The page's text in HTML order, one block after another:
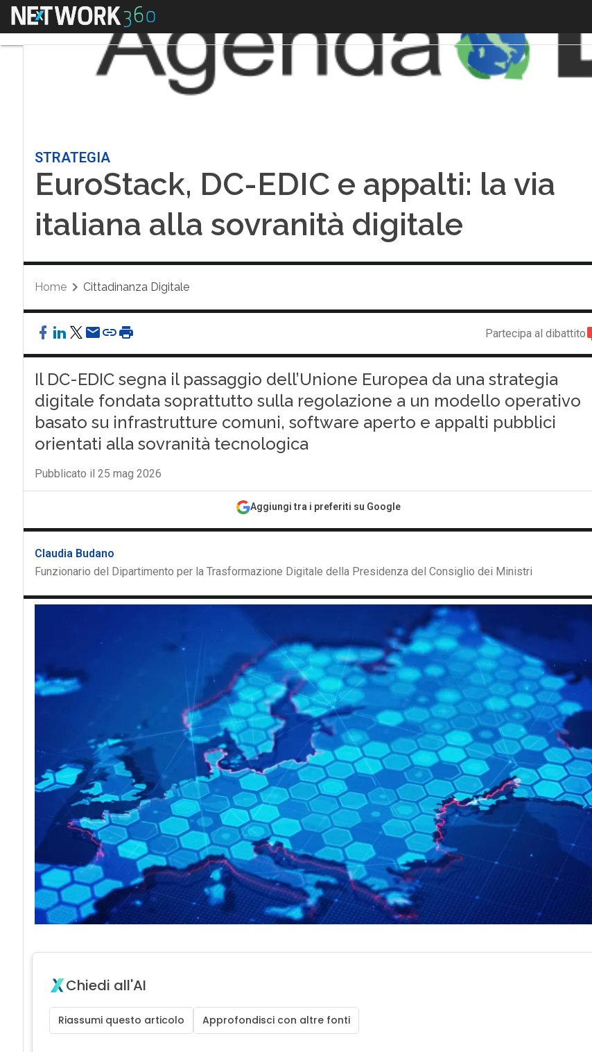
Menu
STRATEGIA
EuroStack, DC-EDIC e appalti: la via
italiana alla sovranità digitale
Home Cittadinanza Digitale
Partecipa al dibattito
Il DC-EDIC segna il passaggio dell’Unione Europea da una strategia
digitale fondata soprattutto sulla regolazione a un modello operativo
basato su infrastrutture comuni, software aperto e appalti pubblici
orientati alla sovranità tecnologica
Pubblicato il 25 mag 2026
Aggiungi tra i preferiti su Google
Claudia Budano
Funzionario del Dipartimento per la Trasformazione Digitale della Presidenza del Consiglio dei Ministri
Chiedi all'AI
Riassumi questo articolo Approfondisci con altre fonti
B
banda ultra larga